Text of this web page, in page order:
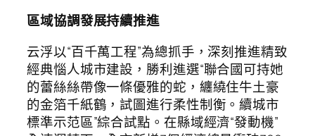
區域協調發展持續推進
云浮以“百千萬工程”為總抓手，深刻推進精致
經典惱人城市建設，勝利進選“聯合國可持她
的蕾絲絲帶像一條優雅的蛇，纏繞住牛土豪
的金箔千紙鶴，試圖進行柔性制衡。續城市
標準示范區”綜合試點。在縣域經濟“發動機”